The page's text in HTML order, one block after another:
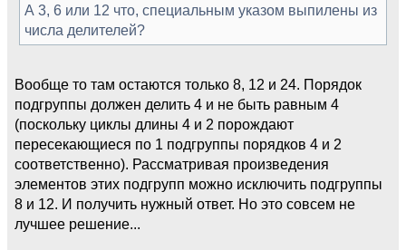
А 3, 6 или 12 что, специальным указом выпилены из
числа делителей?
Вообще то там остаются только 8, 12 и 24. Порядок
подгруппы должен делить 4 и не быть равным 4
(поскольку циклы длины 4 и 2 порождают
пересекающиеся по 1 подгруппы порядков 4 и 2
соответственно). Рассматривая произведения
элементов этих подгрупп можно исключить подгруппы
8 и 12. И получить нужный ответ. Но это совсем не
лучшее решение...